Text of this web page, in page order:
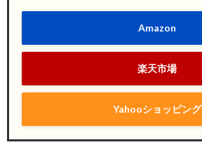
Amazon
楽天市場
Yahooショッピング